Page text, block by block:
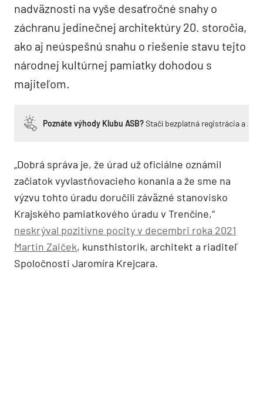
nadväznosti na vyše desaťročné snahy o
záchranu jedinečnej architektúry 20. storočia,
ako aj neúspešnú snahu o riešenie stavu tejto
národnej kultúrnej pamiatky dohodou s
majiteľom.
Poznáte výhody Klubu ASB?Stačí bezplatná registrácia a
„Dobrá správa je, že úrad už oficiálne oznámil
začiatok vyvlastňovacieho konania a že sme na
výzvu tohto úradu doručili záväzné stanovisko
Krajského pamiatkového úradu v Trenčíne,“
neskrýval pozitívne pocity v decembri roka 2021
Martin Zaiček, kunsthistorik, architekt a riaditeľ
Spoločnosti Jaromíra Krejcara.